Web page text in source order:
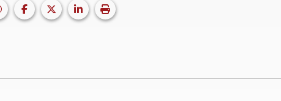
Facebook LinkedIn
X (formerly Twitter)
HELIX_ULTIMATE_SHARE_WHATSAPP
Imprimir matéria